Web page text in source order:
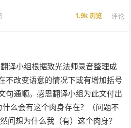
1.9k浏览 评论
译小组根据致光法师录音整理成
不改变语意的情况下或有增加括号
句通顺。感恩翻译小组为此文付出
么会有这个肉身存在？（问题不
间想为什么我（有）这个肉身？